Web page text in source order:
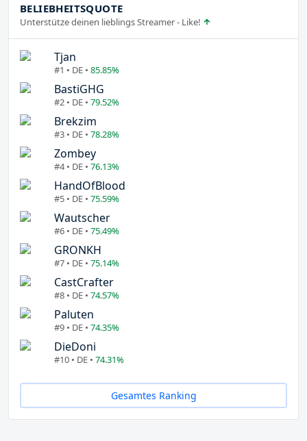
BELIEBHEITSQUOTE
Unterstütze deinen lieblings Streamer - Like!
Tjan
#1 • DE • 85.85%
BastiGHG
#2 • DE • 79.52%
Brekzim
#3 • DE • 78.28%
Zombey
#4 • DE • 76.13%
HandOfBlood
#5 • DE • 75.59%
Wautscher
#6 • DE • 75.49%
GRONKH
#7 • DE • 75.14%
CastCrafter
#8 • DE • 74.57%
Paluten
#9 • DE • 74.35%
DieDoni
#10 • DE • 74.31%
Gesamtes Ranking